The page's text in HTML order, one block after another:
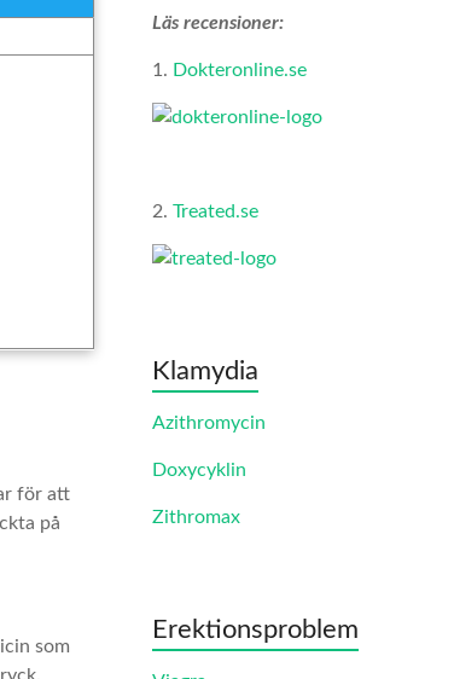
för att
på
som
Läs recensioner:
1. Dokteronline.se
2. Treated.se
Klamydia
Azithromycin
Doxycyklin
Zithromax
Erektionsproblem